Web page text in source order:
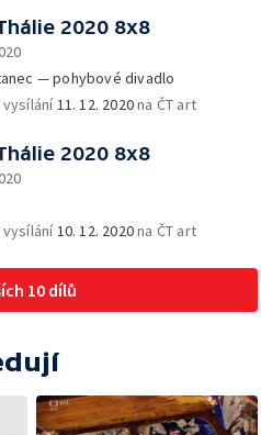
2020 8x8
— pohybové divadlo
11. 12. 2020na ČT art
2020 8x8
10. 12. 2020na ČT art
10 dílů